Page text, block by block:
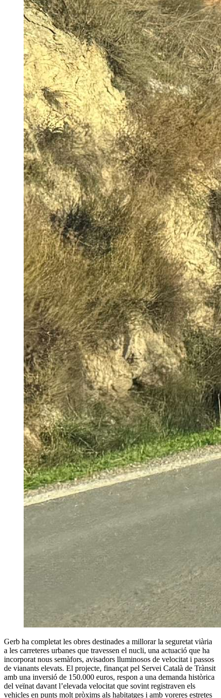
Gerb ha completat les obres destinades a millorar la seguretat viària
a les carreteres urbanes que travessen el nucli, una actuació que ha
incorporat nous semàfors, avisadors lluminosos de velocitat i passos
de vianants elevats. El projecte, finançat pel Servei Català de Trànsit
amb una inversió de 150.000 euros, respon a una demanda històrica
del veïnat davant l’elevada velocitat que sovint registraven els
vehicles en punts molt pròxims als habitatges i amb voreres estretes